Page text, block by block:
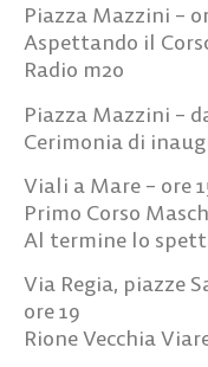
Piazza Mazzini –
Aspettando il
Radio m2o
Piazza Mazzini –
Cerimonia di
Viali a Mare – ore
Primo Corso
Al termine lo
Via Regia, piazze
ore 19
Rione Vecchia